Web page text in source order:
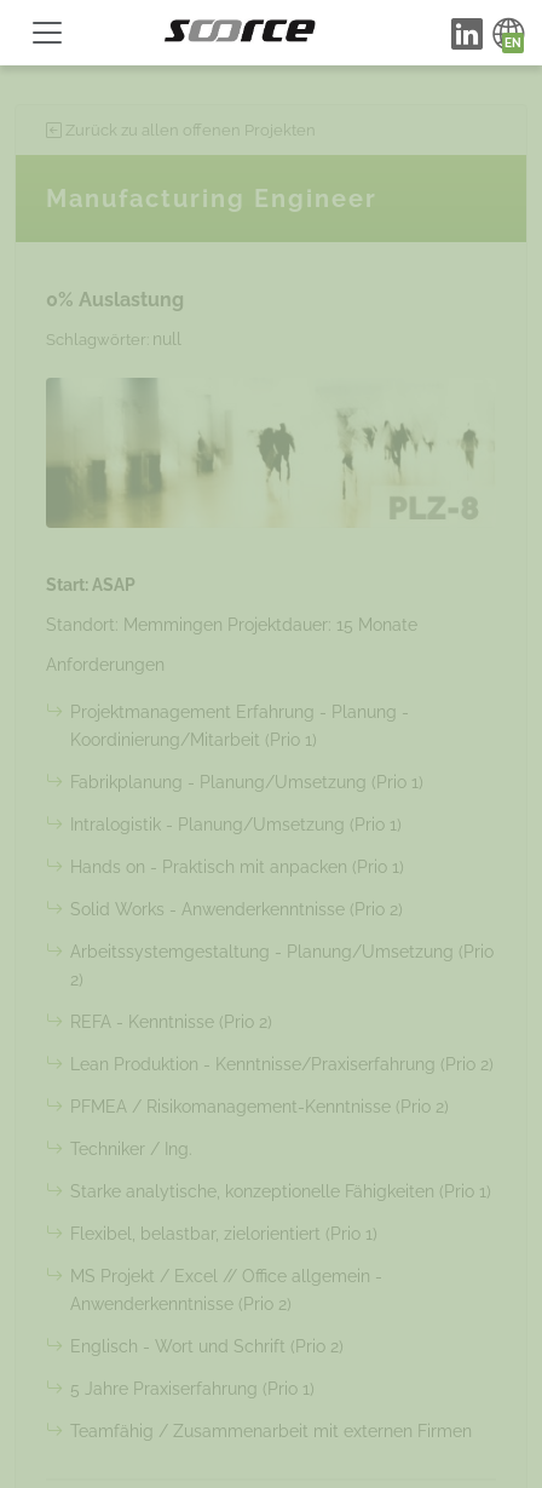
Zurück zu allen offenen Projekten
Manufacturing Engineer
0% Auslastung
Schlagwörter: null
Start: ASAP
Standort: Memmingen Projektdauer: 15 Monate
Anforderungen
Projektmanagement Erfahrung - Planung -
Koordinierung/Mitarbeit (Prio 1)
Fabrikplanung - Planung/Umsetzung (Prio 1)
Intralogistik - Planung/Umsetzung (Prio 1)
Hands on - Praktisch mit anpacken (Prio 1)
Solid Works - Anwenderkenntnisse (Prio 2)
Arbeitssystemgestaltung - Planung/Umsetzung (Prio
2)
REFA - Kenntnisse (Prio 2)
Lean Produktion - Kenntnisse/Praxiserfahrung (Prio 2)
PFMEA / Risikomanagement-Kenntnisse (Prio 2)
Techniker / Ing.
Starke analytische, konzeptionelle Fähigkeiten (Prio 1)
Flexibel, belastbar, zielorientiert (Prio 1)
MS Projekt / Excel // Office allgemein -
Anwenderkenntnisse (Prio 2)
Englisch - Wort und Schrift (Prio 2)
5 Jahre Praxiserfahrung (Prio 1)
Teamfähig / Zusammenarbeit mit externen Firmen